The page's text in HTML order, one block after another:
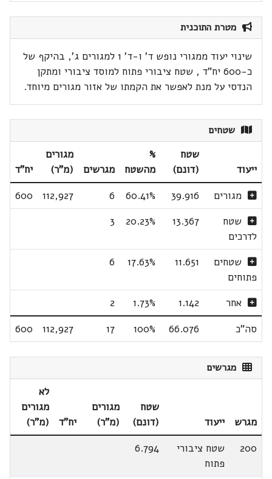
מטרת התוכנית
שינוי יעוד ממגורי נופש ד' ו-ד' 1 למגורים ג', בהיקף של
כ-600 יח"ד , שטח ציבורי פתוח למוסד ציבורי ומתקן
הנדסי על מנת לאפשר את הקמתו של אזור מגורים מיוחד.
שטחים
ייעוד
שטח
(דונם)
%
מהשטח
מגרשים
מגורים
(מ"ר)
יח"ד
מגורים
39.916
60.41%
6
112,927
600
שטח
לדרכים
13.367
20.23%
3
שטחים
פתוחים
11.651
17.63%
6
אחר 1.142
1.73%
2
סה"כ
66.076
100%
17
112,927
600
מגרשים
מגרש ייעוד
שטח
(דונם)
מגורים
(מ"ר)
יח"ד
לא
מגורים
(מ"ר)
200
שטח ציבורי
פתוח
6.794